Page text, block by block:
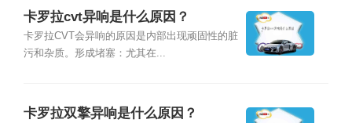
卡罗拉cvt异响是什么原因？
卡罗拉CVT会异响的原因是内部出现顽固性的脏
污和杂质。形成堵塞：尤其在...
卡罗拉双擎异响是什么原因？